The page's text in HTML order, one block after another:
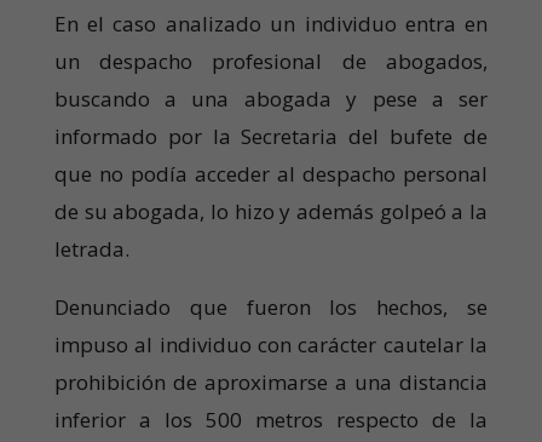
En el caso analizado un individuo entra en
un despacho profesional de abogados,
buscando a una abogada y pese a ser
informado por la Secretaria del bufete de
que no podía acceder al despacho personal
de su abogada, lo hizo y además golpeó a la
letrada.
Denunciado que fueron los hechos, se
impuso al individuo con carácter cautelar la
prohibición de aproximarse a una distancia
inferior a los 500 metros respecto de la